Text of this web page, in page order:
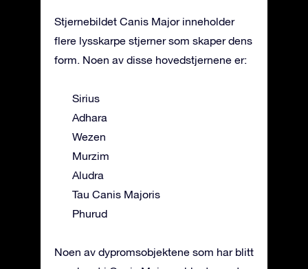
Stjernebildet Canis Major inneholder
flere lysskarpe stjerner som skaper dens
form. Noen av disse hovedstjernene er:
Sirius
Adhara
Wezen
Murzim
Aludra
Tau Canis Majoris
Phurud
Noen av dypromsobjektene som har blitt